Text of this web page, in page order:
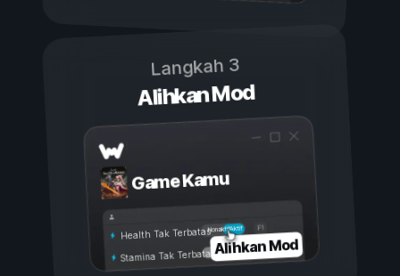
Langkah 3
Alihkan Mod
Game Kamu
Aktif
Nonaktif
Health Tak Terbatas
Stamina Tak TerbatasAlihkan Mod